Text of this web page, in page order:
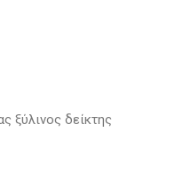
ξύλινος δείκτης